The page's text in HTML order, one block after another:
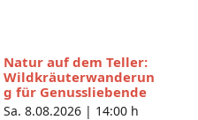
Natur auf dem Teller:
Wildkräuterwanderun
g für Genussliebende
Sa. 8.08.2026 | 14:00 h